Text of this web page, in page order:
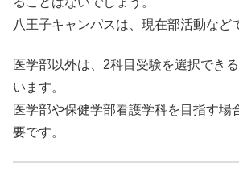
八王子キャンパスは、現在部活動など
医学部以外は、2科目受験を選択でき
います。
医学部や保健学部看護学科を目指す場
要です。